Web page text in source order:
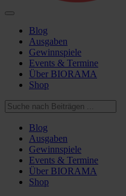
Blog
Ausgaben
Gewinnspiele
Events & Termine
Über BIORAMA
Shop
Blog
Ausgaben
Gewinnspiele
Events & Termine
Über BIORAMA
Shop